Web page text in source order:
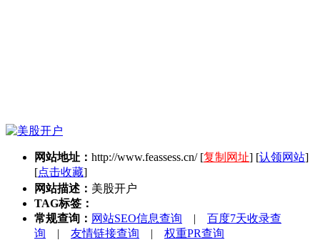
网站地址： http://www.feassess.cn/ [复制网址] [认领网站]
[点击收藏]
网站描述： 美股开户
TAG标签：
常规查询： 网站SEO信息查询 | 百度7天收录查
询 | 友情链接查询 | 权重PR查询